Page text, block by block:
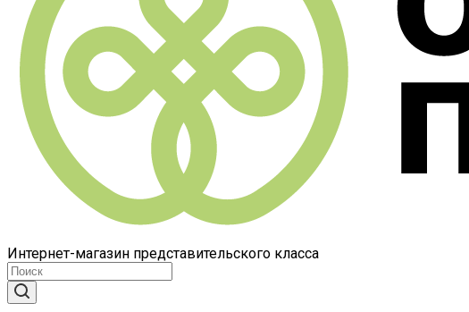
Интернет-магазин представительского класса